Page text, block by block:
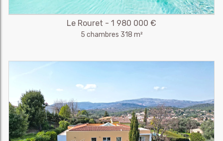
Le Rouret - 1 980 000 €
5 chambres 318 m²